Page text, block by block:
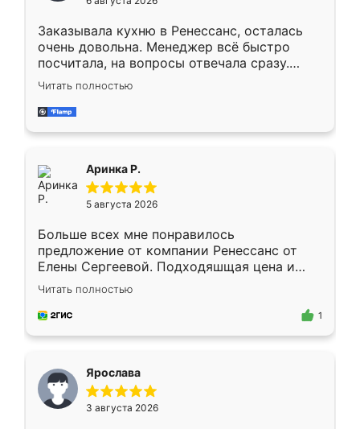
мебели буду заказывать только здесь.
Заказывала кухню в Ренессанс, осталась
очень довольна. Менеджер всё быстро
посчитала, на вопросы отвечала сразу.
Замерщик приехал в субботу, подошёл к
делу со всей ответственностью. Собрали
за день, ребята работали аккуратно, даже
Читать полностью
Аринка Р.
5 августа 2026
Больше всех мне понравилось
предложение от компании Ренессанс от
Елены Сергеевой. Подходяшщая цена и
короткие сроки изготовления. Приехавший
для замера сотрудник Владислав
предложил по моему эскизу самый
Читать полностью
1
Ярослава
3 августа 2026